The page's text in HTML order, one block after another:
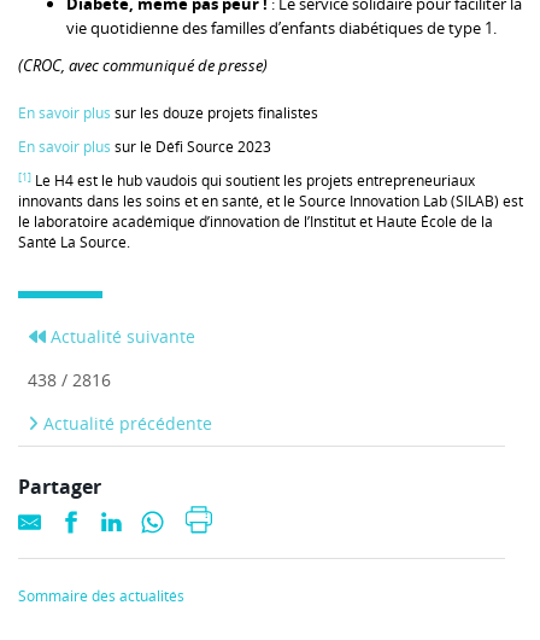
vie quotidienne des familles d’enfants diabétiques de type 1.
(CROC, avec communiqué de presse)
En savoir plus sur les douze projets finalistes
En savoir plus sur le Défi Source 2023
[1] Le H4 est le hub vaudois qui soutient les projets entrepreneuriaux
innovants dans les soins et en santé, et le Source Innovation Lab (SILAB) est
le laboratoire académique d’innovation de l’Institut et Haute École de la
Santé La Source.
Actualité suivante
438 / 2816
Actualité précédente
Partager
Sommaire des actualités